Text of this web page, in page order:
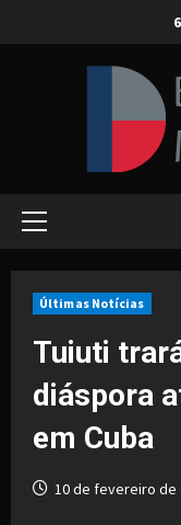
Primary
Últimas Notícias
Tuiuti
diáspora
em Cuba
10 de fevereiro de